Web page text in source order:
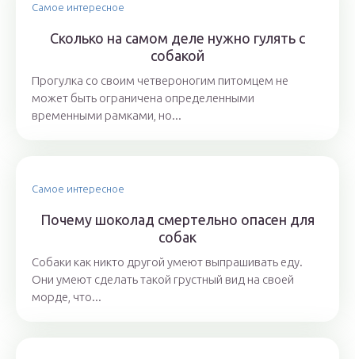
Самое интересное
Сколько на самом деле нужно гулять с
собакой
Прогулка со своим четвероногим питомцем не
может быть ограничена определенными
временными рамками, но...
Самое интересное
Почему шоколад смертельно опасен для
собак
Собаки как никто другой умеют выпрашивать еду.
Они умеют сделать такой грустный вид на своей
морде, что...